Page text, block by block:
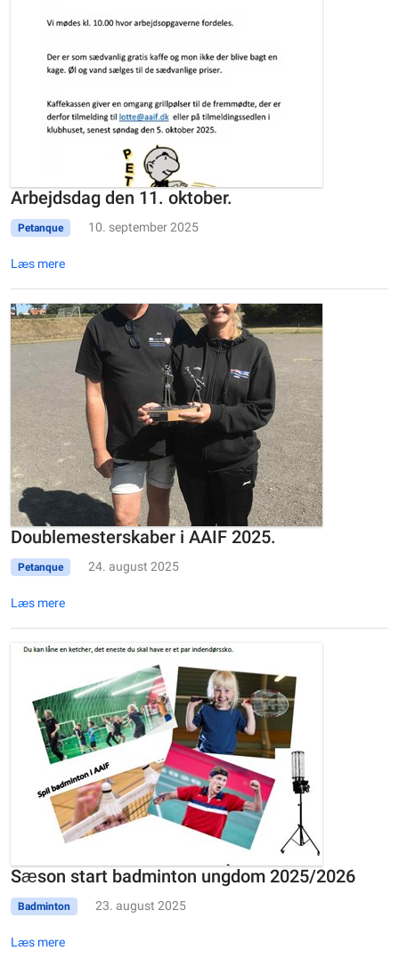
Arbejdsdag den 11. oktober.
Petanque 10. september 2025
Læs mere
Doublemesterskaber i AAIF 2025.
Petanque 24. august 2025
Læs mere
Sæson start badminton ungdom 2025/2026
Badminton 23. august 2025
Læs mere